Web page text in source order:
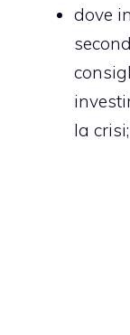
dove
la crisi;